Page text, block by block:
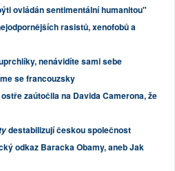
ovládán sentimentální humanitou"
rasistů, xenofobů a
nenávidíte sami sebe
se francouzsky
zaútočila na Davida Camerona, že
destabilizují českou společnost
odkaz Baracka Obamy, aneb Jak